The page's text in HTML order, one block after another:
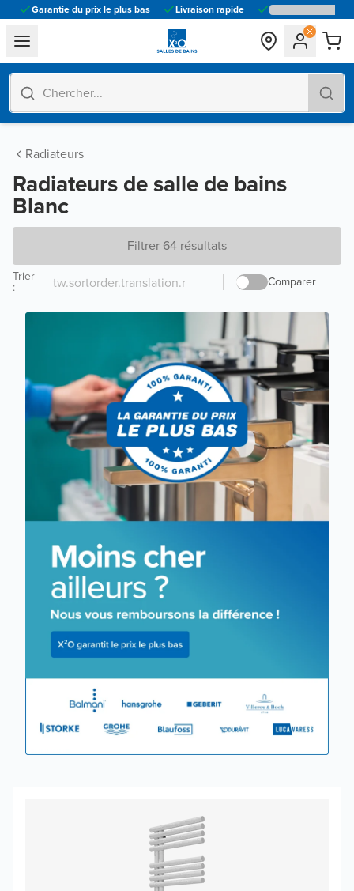
Garantie du prix le plus bas Livraison rapide
general.navigation.toggle_menu.label
Radiateurs
Radiateurs de salle de bains
Blanc
Filtrer 64 résultats
Comparer
Trier
: